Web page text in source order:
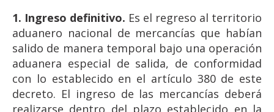
1. Ingreso definitivo. Es el regreso al territorio
aduanero nacional de mercancías que habían
salido de manera temporal bajo una operación
aduanera especial de salida, de conformidad
con lo establecido en el artículo 380 de este
decreto. El ingreso de las mercancías deberá
realizarse dentro del plazo establecido en la